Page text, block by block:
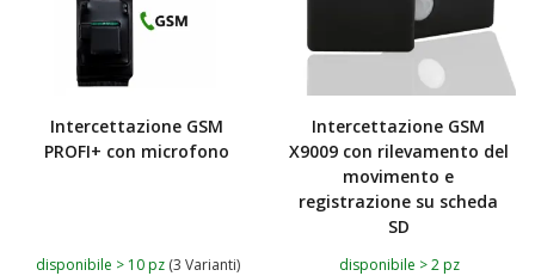
Intercettazione GSM
PROFI+ con microfono
disponibile > 10 pz (3 Varianti)
Intercettazione GSM
X9009 con rilevamento del
movimento e
registrazione su scheda
SD
disponibile > 2 pz